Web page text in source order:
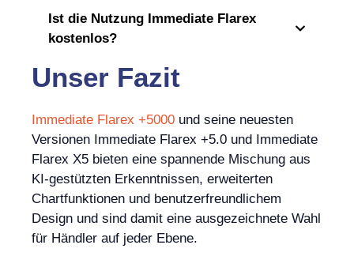
Ist die Nutzung Immediate Flarex
kostenlos?
Unser Fazit
Immediate Flarex +5000 und seine neuesten
Versionen Immediate Flarex +5.0 und Immediate
Flarex X5 bieten eine spannende Mischung aus
KI-gestützten Erkenntnissen, erweiterten
Chartfunktionen und benutzerfreundlichem
Design und sind damit eine ausgezeichnete Wahl
für Händler auf jeder Ebene.